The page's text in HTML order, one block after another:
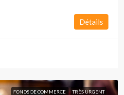
Détails
FONDS DE COMMERCE TRÈS URGENT